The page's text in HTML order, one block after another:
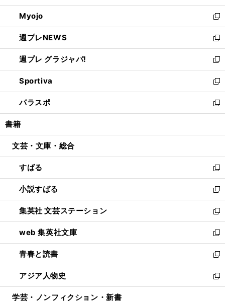
開
く
ウ
で
開
く
ン
ド
ウ
で
開
く
ウ
ィ
ン
ド
ウ
で
開
く
Myojo
新
し
い
ウ
ィ
ン
ド
ウ
で
開
週プレNEWS
新
し
い
ウ
ィ
ン
ド
ウ
開
週プレ グラジャパ!
新
し
い
ウ
ィ
ン
ウ
開
く
Sportiva
新
し
い
ウ
ン
ウ
で
開
く
パラスポ
新
し
ウ
ン
ド
ウ
で
開
く
書籍
文芸・文庫・総合
すばる
新
し
い
ウ
ィ
ン
ド
ウ
で
開
く
小説すばる
新
し
い
ウ
ィ
ン
ド
ウ
で
開
集英社 文芸ステーション
新
し
い
ウ
ィ
ン
ド
ウ
web 集英社文庫
新
し
い
ウ
ィ
ン
青春と読書
新
し
い
ウ
アジア人物史
新
し
学芸・ノンフィクション・新書